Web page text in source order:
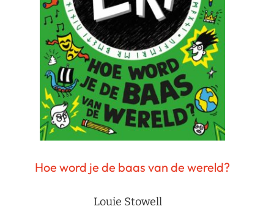
Hoe word je de baas van de wereld?
Louie Stowell